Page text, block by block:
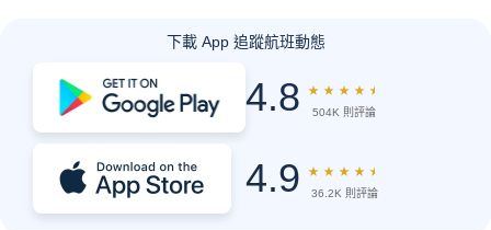
下載 App 追蹤航班動態
4.8 ★ ★ ★ ★ ★
504K 則評論
4.9 ★ ★ ★ ★ ★
36.2K 則評論